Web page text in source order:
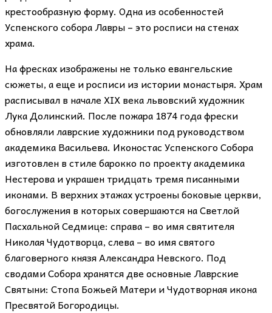
крестообразную форму. Одна из особенностей
Успенского собора Лавры – это росписи на стенах
храма.
На фресках изображены не только евангельские
сюжеты, а еще и росписи из истории монастыря. Храм
расписывал в начале XIX века львовский художник
Лука Долинский. После пожара 1874 года фрески
обновляли лаврские художники под руководством
академика Васильева. Иконостас Успенского Собора
изготовлен в стиле барокко по проекту академика
Нестерова и украшен тридцать тремя писанными
иконами. В верхних этажах устроены боковые церкви,
богослужения в которых совершаются на Светлой
Пасхальной Седмице: справа – во имя святителя
Николая Чудотворца, слева – во имя святого
благоверного князя Александра Невского. Под
сводами Собора хранятся две основные Лаврские
Святыни: Стопа Божьей Матери и Чудотворная икона
Пресвятой Богородицы.